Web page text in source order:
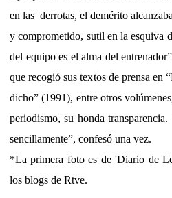
en las derrotas, el demérito
y comprometido, sutil en la esquiva
del equipo es el alma del
que recogió sus textos de prensa en
dicho” (1991), entre otros
periodismo, su honda
sencillamente”, confesó una vez.
*La primera foto es de 'Diario de
los blogs de Rtve.